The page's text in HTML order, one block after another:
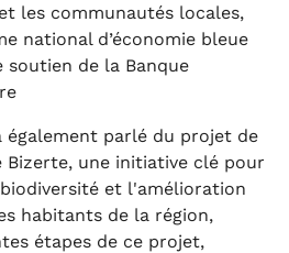
les communautés locales,
national d’économie bleue
de la Banque
également parlé du projet de
une initiative clé pour
et l'amélioration
habitants de la région,
étapes de ce projet,